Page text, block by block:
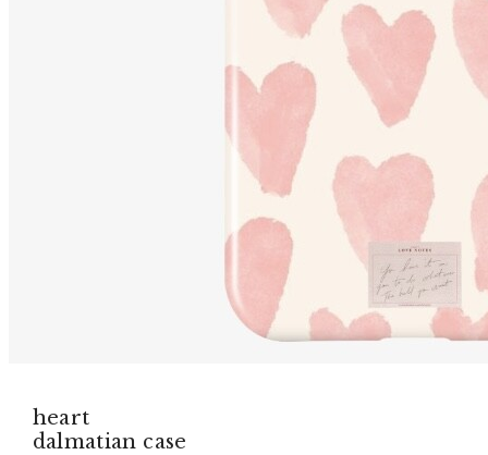
heart
dalmatian case